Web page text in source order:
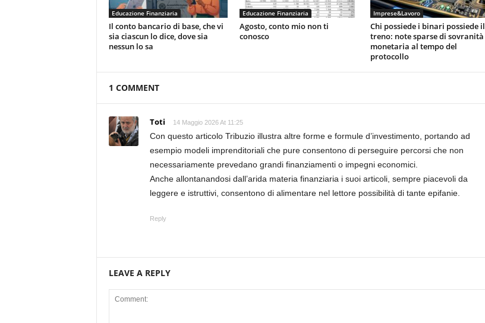
Educazione Finanziaria
Il conto bancario di base, che vi
sia ciascun lo dice, dove sia
nessun lo sa
Educazione Finanziaria
Agosto, conto mio non ti
conosco
Imprese&Lavoro
Chi possiede i binari possiede il
treno: note sparse di sovranità
monetaria al tempo del
protocollo
1 COMMENT
Toti 14 Maggio 2026 At 11:25
Con questo articolo Tribuzio illustra altre forme e formule d’investimento, portando ad
esempio modeli imprenditoriali che pure consentono di perseguire percorsi che non
necessariamente prevedano grandi finanziamenti o impegni economici.
Anche allontanandosi dall’arida materia finanziaria i suoi articoli, sempre piacevoli da
leggere e istruttivi, consentono di alimentare nel lettore possibilità di tante epifanie.
Reply
LEAVE A REPLY